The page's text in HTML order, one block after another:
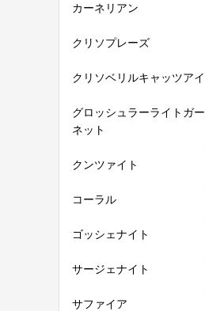
カーネリアン
クリソプレーズ
クリソベリルキャッツアイ
グロッシュラーライトガー
ネット
クンツァイト
コーラル
ゴッシェナイト
サージェナイト
サファイア